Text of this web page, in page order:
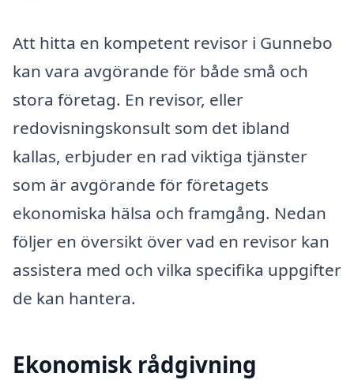
Att hitta en kompetent revisor i Gunnebo
kan vara avgörande för både små och
stora företag. En revisor, eller
redovisningskonsult som det ibland
kallas, erbjuder en rad viktiga tjänster
som är avgörande för företagets
ekonomiska hälsa och framgång. Nedan
följer en översikt över vad en revisor kan
assistera med och vilka specifika uppgifter
de kan hantera.
Ekonomisk rådgivning